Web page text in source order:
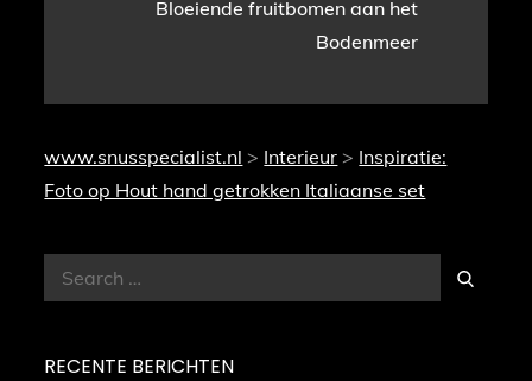
Bloeiende fruitbomen aan het
Bodenmeer
www.snusspecialist.nl > Interieur > Inspiratie:
Foto op Hout hand getrokken Italiaanse set
Search
for:
Search
RECENTE BERICHTEN